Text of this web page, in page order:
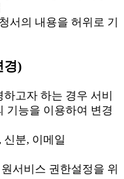
서의 내용을 허위로 기
경)
고자 하는 경우 서비
기능을 이용하여 변경
분, 이메일
서비스 권한설정을 위